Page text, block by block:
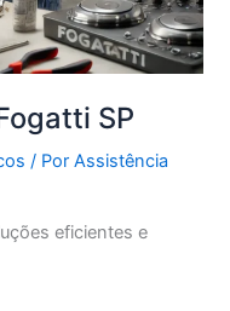
SP
/ PorAssistência
eficientes e